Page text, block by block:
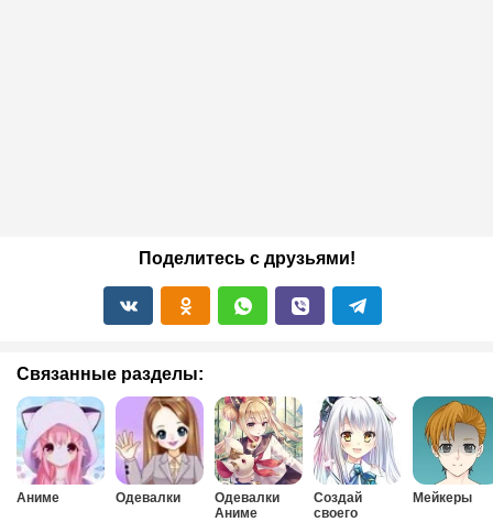
Поделитесь с друзьями!
Связанные разделы:
Аниме Одевалки
Одевалки
Аниме
Создай
своего
Мейкеры